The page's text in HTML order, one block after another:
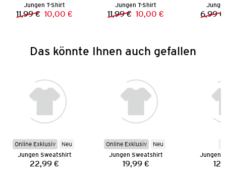
Jungen T-Shirt
Vorheriger Preis:
11,99 € Neuer Preis:
10,00 €
Jungen T-Shirt
Vorheriger Preis:
11,99 € Neuer Preis:
10,00 € 6,99 €
Das könnte Ihnen auch gefallen
Online Exklusiv
Neu
Jungen Sweatshirt
Preis:
22,99 €
Online Exklusiv
Neu
Jungen Sweatshirt
Preis:
19,99 €
Jungen